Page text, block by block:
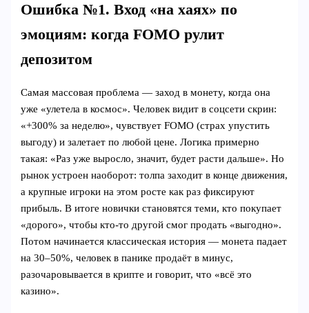
Ошибка №1. Вход «на хаях» по
эмоциям: когда FOMO рулит
депозитом
Самая массовая проблема — заход в монету, когда она
уже «улетела в космос». Человек видит в соцсети скрин:
«+300% за неделю», чувствует FOMO (страх упустить
выгоду) и залетает по любой цене. Логика примерно
такая: «Раз уже выросло, значит, будет расти дальше». Но
рынок устроен наоборот: толпа заходит в конце движения,
а крупные игроки на этом росте как раз фиксируют
прибыль. В итоге новички становятся теми, кто покупает
«дорого», чтобы кто-то другой смог продать «выгодно».
Потом начинается классическая история — монета падает
на 30–50%, человек в панике продаёт в минус,
разочаровывается в крипте и говорит, что «всё это
казино».